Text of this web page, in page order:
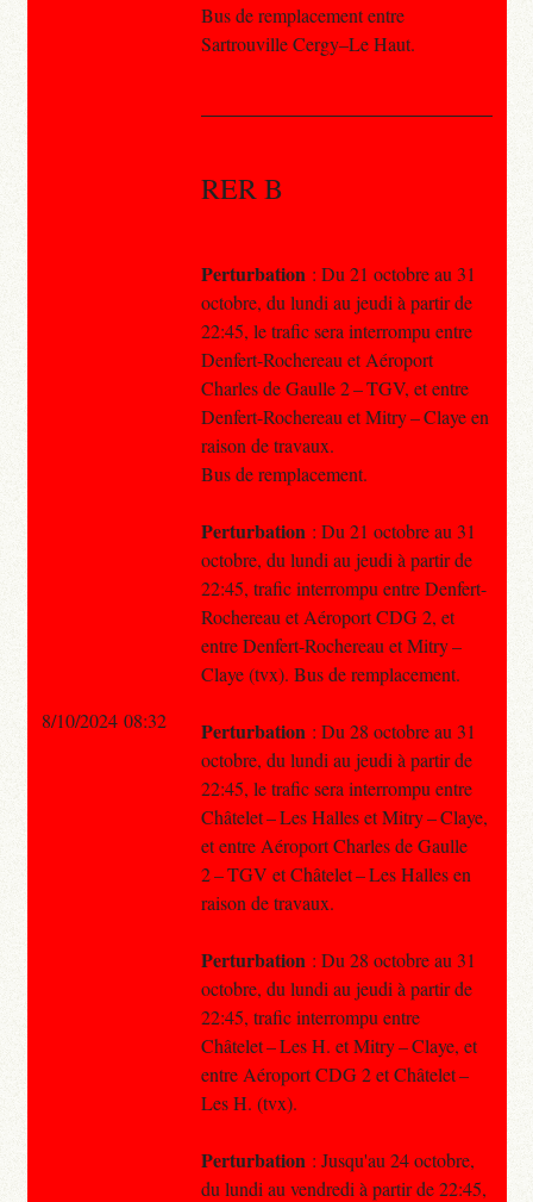
Bus de remplacement entre
Sartrouville Cergy–Le Haut.
RER B
Perturbation : Du 21 octobre au 31
octobre, du lundi au jeudi à partir de
22:45, le trafic sera interrompu entre
Denfert-Rochereau et Aéroport
Charles de Gaulle 2 – TGV, et entre
Denfert-Rochereau et Mitry – Claye en
raison de travaux.
Bus de remplacement.
Perturbation : Du 21 octobre au 31
octobre, du lundi au jeudi à partir de
22:45, trafic interrompu entre Denfert-
Rochereau et Aéroport CDG 2, et
entre Denfert-Rochereau et Mitry –
Claye (tvx). Bus de remplacement.
Perturbation : Du 28 octobre au 31
octobre, du lundi au jeudi à partir de
22:45, le trafic sera interrompu entre
Châtelet – Les Halles et Mitry – Claye,
et entre Aéroport Charles de Gaulle
2 – TGV et Châtelet – Les Halles en
raison de travaux.
Perturbation : Du 28 octobre au 31
octobre, du lundi au jeudi à partir de
22:45, trafic interrompu entre
Châtelet – Les H. et Mitry – Claye, et
entre Aéroport CDG 2 et Châtelet –
Les H. (tvx).
Perturbation : Jusqu'au 24 octobre,
du lundi au vendredi à partir de 22:45,
8/10/2024 08:32